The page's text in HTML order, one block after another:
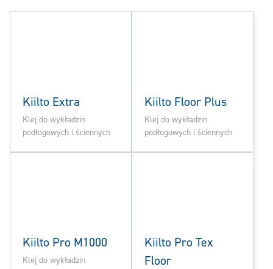
Kiilto Extra
Klej do wykładzin
podłogowych i ściennych
Kiilto Floor Plus
Klej do wykładzin
podłogowych i ściennych
Kiilto Pro M1000
Klej do wykładzin
Kiilto Pro Tex
Floor